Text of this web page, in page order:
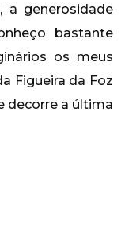
a generosidade
bastante
os meus
Figueira da Foz
decorre a última